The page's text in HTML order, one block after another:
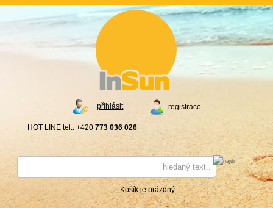
registrace
přihlásit
HOT LINE tel.: +420 773 036 026
Košík je prázdný